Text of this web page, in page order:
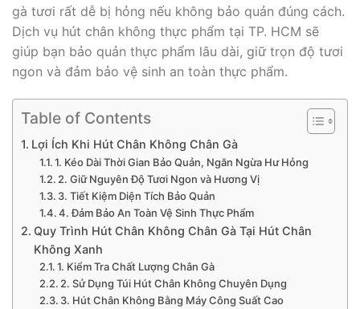
gà tươi rất dễ bị hỏng nếu không bảo quản đúng cách.
Dịch vụ hút chân không thực phẩm tại TP. HCM sẽ
giúp bạn bảo quản thực phẩm lâu dài, giữ trọn độ tươi
ngon và đảm bảo vệ sinh an toàn thực phẩm.
Table of Contents
Lợi Ích Khi Hút Chân Không Chân Gà
1. Kéo Dài Thời Gian Bảo Quản, Ngăn Ngừa Hư Hỏng
2. Giữ Nguyên Độ Tươi Ngon và Hương Vị
3. Tiết Kiệm Diện Tích Bảo Quản
4. Đảm Bảo An Toàn Vệ Sinh Thực Phẩm
Quy Trình Hút Chân Không Chân Gà Tại Hút Chân
Không Xanh
1. Kiểm Tra Chất Lượng Chân Gà
2. Sử Dụng Túi Hút Chân Không Chuyên Dụng
3. Hút Chân Không Bằng Máy Công Suất Cao